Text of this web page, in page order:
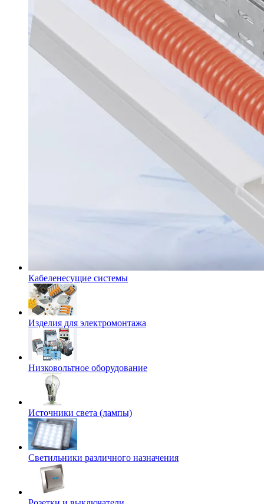
Кабеленесущие системы
Изделия для электромонтажа
Низковольтное оборудование
Источники света (лампы)
Светильники различного назначения